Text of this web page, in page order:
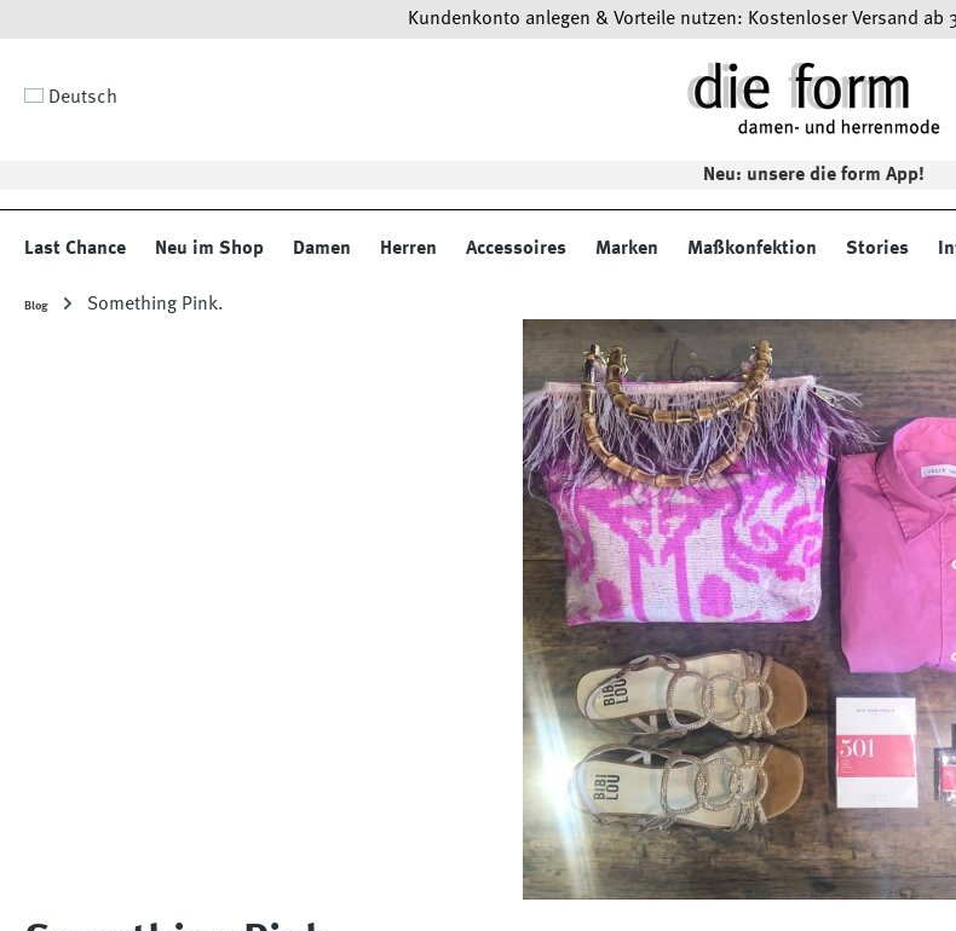
Kundenkonto anlegen & Vorteile nutzen: Kostenloser Versand ab
Deutsch
Neu: unsere die form App!
Last Chance Neu im Shop Damen Herren Accessoires Marken Maßkonfektion Stories
Blog Something Pink.